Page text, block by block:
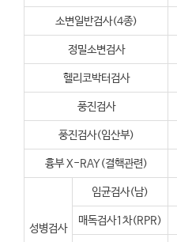
소변일반검사(4종)
정밀소변검사
헬리코박터검사
풍진검사
풍진검사(임산부)
흉부 X-RAY(결핵관련)
성병검사
임균검사(남)
매독검사1차(RPR)